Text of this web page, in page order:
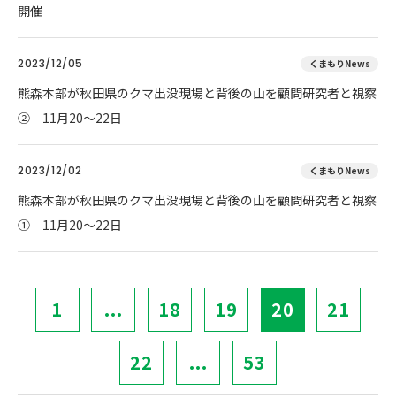
開催
2023/12/05 くまもりNews
熊森本部が秋田県のクマ出没現場と背後の山を顧問研究者と視察
② 11月20～22日
2023/12/02 くまもりNews
熊森本部が秋田県のクマ出没現場と背後の山を顧問研究者と視察
① 11月20～22日
1 ... 18 19 20 21
22 ... 53